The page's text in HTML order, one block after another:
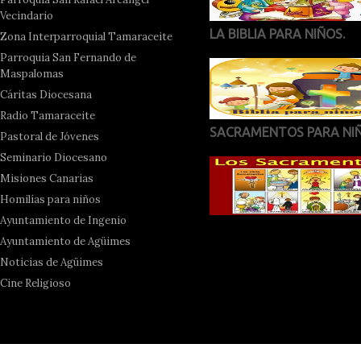
Vecindario
Zona Interparroquial Tamaraceite
Parroquia San Fernando de
Maspalomas
Cáritas Diocesana
Radio Tamaraceite
Pastoral de Jóvenes
Seminario Diocesano
Misiones Canarias
Homilías para niños
Ayuntamiento de Ingenio
Ayuntamiento de Agüimes
Noticias de Agüimes
Cine Religioso
LA BIBLIA PARA NIÑOS.
SACRAMENTOS PARA